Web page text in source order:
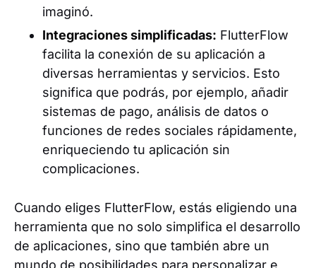
imaginó.
Integraciones simplificadas: FlutterFlow
facilita la conexión de su aplicación a
diversas herramientas y servicios. Esto
significa que podrás, por ejemplo, añadir
sistemas de pago, análisis de datos o
funciones de redes sociales rápidamente,
enriqueciendo tu aplicación sin
complicaciones.
Cuando eliges FlutterFlow, estás eligiendo una
herramienta que no solo simplifica el desarrollo
de aplicaciones, sino que también abre un
mundo de posibilidades para personalizar e